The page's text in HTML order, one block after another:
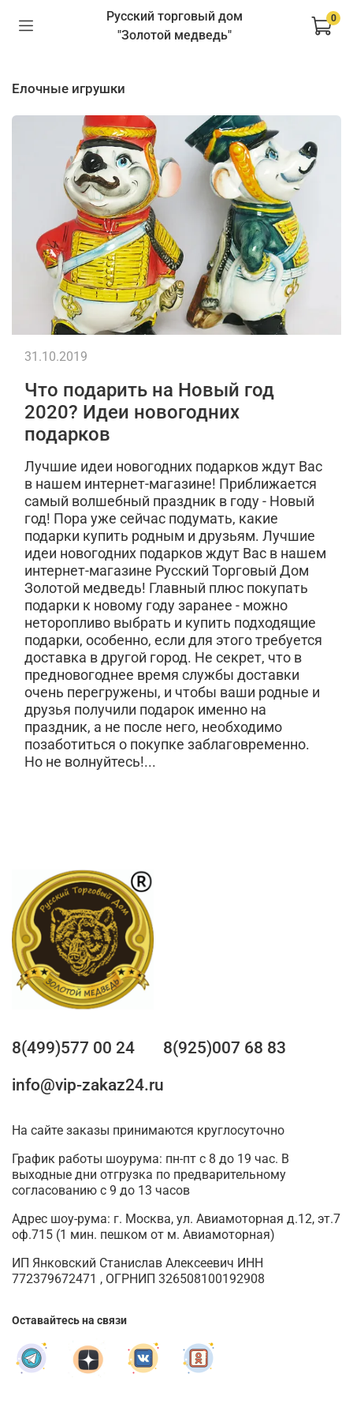
Русский торговый дом
"Золотой медведь"
0
елочные игрушки
Что подарить на Новый год
2020? Идеи новогодних
подарков
Лучшие идеи новогодних подарков ждут Вас
в нашем интернет-магазине! Приближается
самый волшебный праздник в году - Новый
год! Пора уже сейчас подумать, какие
подарки купить родным и друзьям. Лучшие
идеи новогодних подарков ждут Вас в нашем
интернет-магазине Русский Торговый Дом
Золотой медведь! Главный плюс покупать
подарки к новому году заранее - можно
неторопливо выбрать и купить подходящие
подарки, особенно, если для этого требуется
доставка в другой город. Не секрет, что в
предновогоднее время службы доставки
очень перегружены, и чтобы ваши родные и
друзья получили подарок именно на
праздник, а не после него, необходимо
позаботиться о покупке заблаговременно.
Но не волнуйтесь!...
31.10.2019
8(499)577 00 24
8(925)007 68 83
info@vip-zakaz24.ru
На сайте заказы принимаются круглосуточно
График работы шоурума: пн-пт с 8 до 19 час. В
выходные дни отгрузка по предварительному
согласованию с 9 до 13 часов
Адрес шоу-рума: г. Москва, ул. Авиамоторная д.12, эт.7
оф.715 (1 мин. пешком от м. Авиамоторная)
ИП Янковский Станислав Алексеевич ИНН
772379672471 , ОГРНИП 326508100192908
Оставайтесь на связи